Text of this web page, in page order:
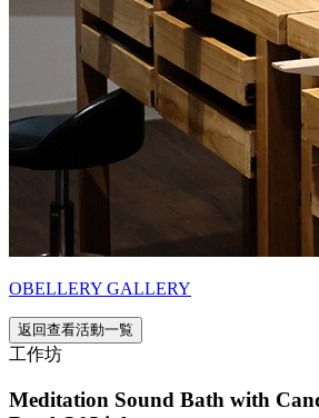
OBELLERY GALLERY
返回查看活動一覧
工作坊
Meditation Sound Bath with